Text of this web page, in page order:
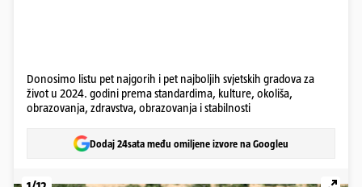
Donosimo listu pet najgorih i pet najboljih svjetskih gradova za
život u 2024. godini prema standardima, kulture, okoliša,
obrazovanja, zdravstva, obrazovanja i stabilnosti
Dodaj 24sata među omiljene izvore na Googleu